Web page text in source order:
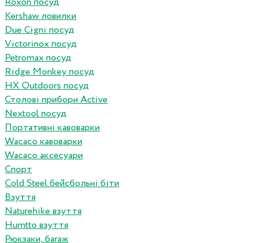
Kershaw ловилки
Due Cigni посуд
Victorinox посуд
Petromax посуд
Ridge Monkey посуд
HX Outdoors посуд
Столові прибори Active
Nextool посуд
Портативні кавоварки
Wacaco кавоварки
Wacaco аксесуари
Спорт
Cold Steel бейсбольні біти
Взуття
Naturehike взуття
Humtto взуття
Рюкзаки, багаж